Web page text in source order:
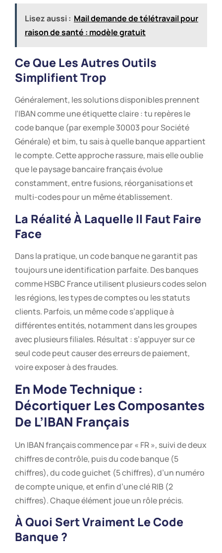
Lisez aussi : Mail demande de télétravail pour
raison de santé : modèle gratuit
Ce Que Les Autres Outils
Simplifient Trop
Généralement, les solutions disponibles prennent
l’IBAN comme une étiquette claire : tu repères le
code banque (par exemple 30003 pour Société
Générale) et bim, tu sais à quelle banque appartient
le compte. Cette approche rassure, mais elle oublie
que le paysage bancaire français évolue
constamment, entre fusions, réorganisations et
multi-codes pour un même établissement.
La Réalité À Laquelle Il Faut Faire
Face
Dans la pratique, un code banque ne garantit pas
toujours une identification parfaite. Des banques
comme HSBC France utilisent plusieurs codes selon
les régions, les types de comptes ou les statuts
clients. Parfois, un même code s’applique à
différentes entités, notamment dans les groupes
avec plusieurs filiales. Résultat : s’appuyer sur ce
seul code peut causer des erreurs de paiement,
voire exposer à des fraudes.
En Mode Technique :
Décortiquer Les Composantes
De L’IBAN Français
Un IBAN français commence par « FR », suivi de deux
chiffres de contrôle, puis du code banque (5
chiffres), du code guichet (5 chiffres), d’un numéro
de compte unique, et enfin d’une clé RIB (2
chiffres). Chaque élément joue un rôle précis.
À Quoi Sert Vraiment Le Code
Banque ?